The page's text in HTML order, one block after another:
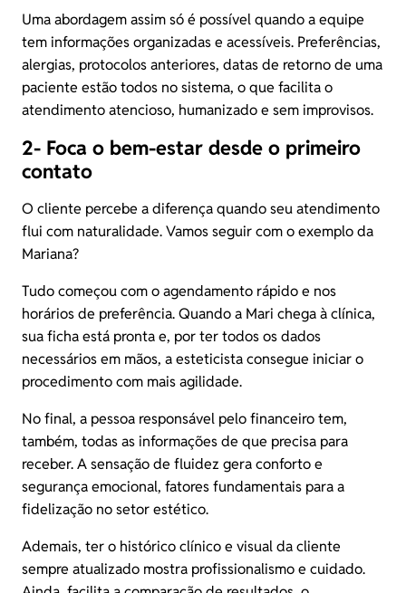
Uma abordagem assim só é possível quando a equipe
tem informações organizadas e acessíveis. Preferências,
alergias, protocolos anteriores, datas de retorno de uma
paciente estão todos no sistema, o que facilita o
atendimento atencioso, humanizado e sem improvisos.
2- Foca o bem-estar desde o primeiro
contato
O cliente percebe a diferença quando seu atendimento
flui com naturalidade. Vamos seguir com o exemplo da
Mariana?
Tudo começou com o agendamento rápido e nos
horários de preferência. Quando a Mari chega à clínica,
sua ficha está pronta e, por ter todos os dados
necessários em mãos, a esteticista consegue iniciar o
procedimento com mais agilidade.
No final, a pessoa responsável pelo financeiro tem,
também, todas as informações de que precisa para
receber. A sensação de fluidez gera conforto e
segurança emocional, fatores fundamentais para a
fidelização no setor estético.
Ademais, ter o histórico clínico e visual da cliente
sempre atualizado mostra profissionalismo e cuidado.